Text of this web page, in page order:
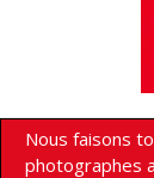
Nous faisons
photographes